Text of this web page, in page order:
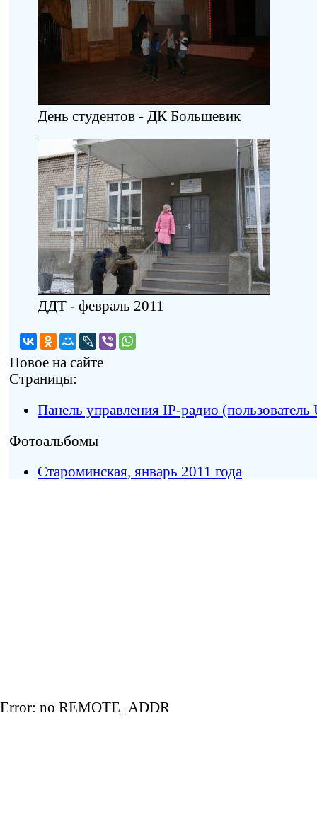
День студентов - ДК Большевик
ДДТ - февраль 2011
Новое на сайте
Страницы:
Панель управления IP-радио (пользователь
Фотоальбомы
Староминская, январь 2011 года
Error: no REMOTE_ADDR